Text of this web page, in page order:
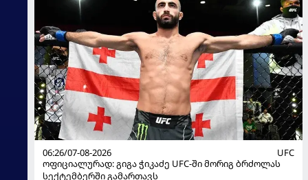
06:26/07-08-2026
UFC
ოფიციალურად: გიგა ჭიკაძე UFC-ში მორიგ ბრძოლას
სექტემბერში გამართავს